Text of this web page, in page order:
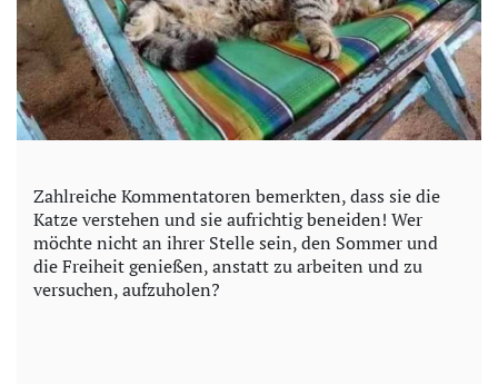
Zahlreiche Kommentatoren bemerkten, dass sie die
Katze verstehen und sie aufrichtig beneiden! Wer
möchte nicht an ihrer Stelle sein, den Sommer und
die Freiheit genießen, anstatt zu arbeiten und zu
versuchen, aufzuholen?